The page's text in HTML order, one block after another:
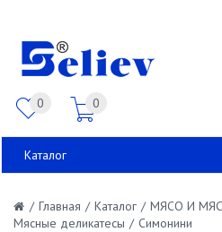
0 0
Каталог
/ Главная / Каталог / МЯСО И
Мясные деликатесы / Симонини